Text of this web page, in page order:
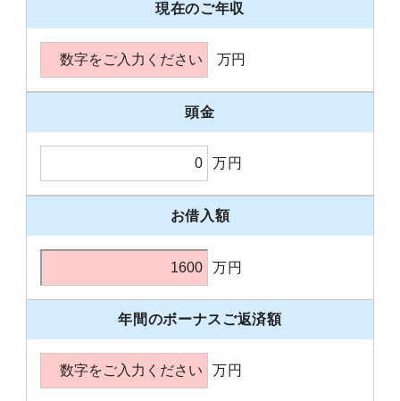
現在のご年収
万円
頭金
万円
お借入額
万円
年間のボーナスご返済額
万円